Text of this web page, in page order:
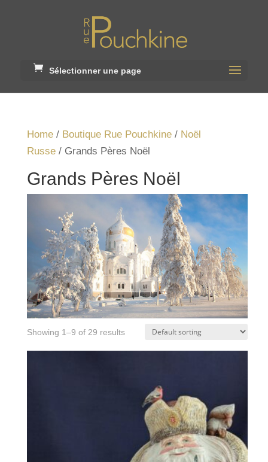
Sélectionner une page
Home / Boutique Rue Pouchkine / Noël
Russe / Grands Pères Noël
Grands Pères Noël
Showing 1–9 of 29 results